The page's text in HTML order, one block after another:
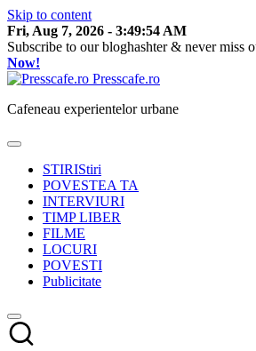
Skip to content
Fri, Aug 7, 2026 - 3:49:54 AM
Subscribe to our bloghashter & never miss
Now!
Presscafe.ro
Cafeneau experientelor urbane
STIRIStiri
POVESTEA TA
INTERVIURI
TIMP LIBER
FILME
LOCURI
POVESTI
Publicitate